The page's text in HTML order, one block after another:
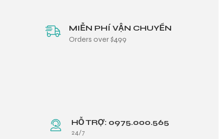
MIỄN PHÍ VẬN CHUYỂN
Orders over $499
HỖ TRỢ: 0975.000.565
24/7